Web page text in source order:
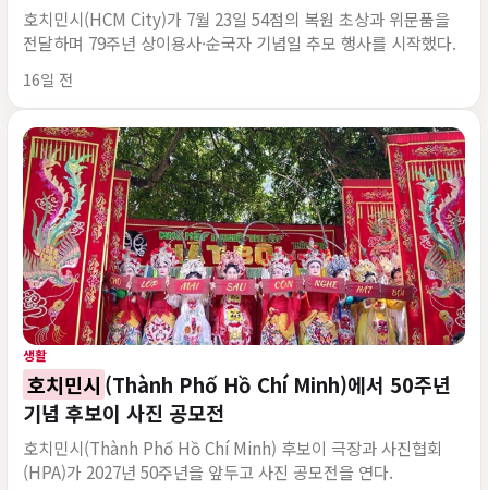
호치민시(HCM City)가 7월 23일 54점의 복원 초상과 위문품을
전달하며 79주년 상이용사·순국자 기념일 추모 행사를 시작했다.
게시 시각
16일 전
생활
호치민시 (Thành Phố Hồ Chí Minh)에서 50주년
기념 후보이 사진 공모전
호치민시(Thành Phố Hồ Chí Minh) 후보이 극장과 사진협회
(HPA)가 2027년 50주년을 앞두고 사진 공모전을 연다.